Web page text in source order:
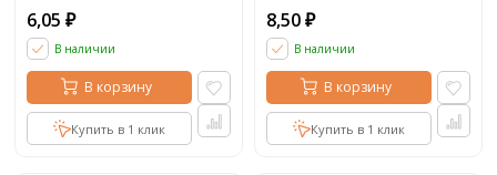
6,05 ₽
В наличии
В корзину
Купить в 1 клик
8,50 ₽
В наличии
В корзину
Купить в 1 клик